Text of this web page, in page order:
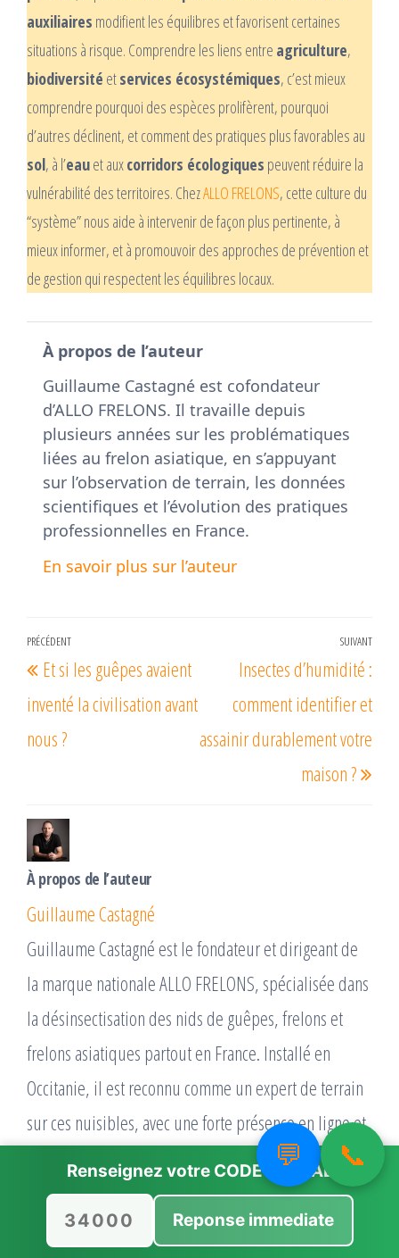
auxiliaires modifient les équilibres et favorisent certaines
situations à risque. Comprendre les liens entre agriculture,
biodiversité etservices écosystémiques, c’est mieux
comprendre pourquoi des espèces prolifèrent, pourquoi
d’autres déclinent, et comment des pratiques plus favorables au
sol, à l’eauet auxcorridors écologiques peuvent réduire la
vulnérabilité des territoires. ChezALLO FRELONS, cette culture du
“système” nous aide à intervenir de façon plus pertinente, à
mieux informer, et à promouvoir des approches de prévention et
de gestion qui respectent les équilibres locaux.
À propos de l’auteur
Guillaume Castagné est cofondateur
d’ALLO FRELONS. Il travaille depuis
plusieurs années sur les problématiques
liées au frelon asiatique, en s’appuyant
sur l’observation de terrain, les données
scientifiques et l’évolution des pratiques
professionnelles en France.
En savoir plus sur l’auteur
Navigation
de
l’article
Article
précédent
PRÉCÉDENT
Et si les guêpes avaient
inventé la civilisation avant
nous ?
SUIVANT
Insectes d’humidité :
comment identifier et
assainir durablement votre
maison ?
À propos de l’auteur
Guillaume Castagné
Guillaume Castagné est le fondateur et dirigeant de
la marque nationale ALLO FRELONS, spécialisée dans
la désinsectisation des nids de guêpes, frelons et
frelons asiatiques partout en France. Installé en
Occitanie, il est reconnu comme un expert de terrain
sur ces nuisibles, avec une forte présence en ligne et
dans les médias. Parcours et entreprise Il a créé
l’entreprise ALLO FRELONS en 2006 et en est toujours
le dirigeant, après plusieurs dizaines de milliers
💬 📞
Renseignez votre CODE POSTAL
Reponse immediate